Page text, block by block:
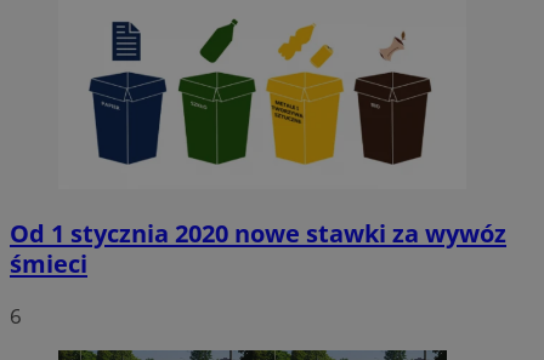
Od 1 stycznia 2020 nowe stawki za wywóz
śmieci
6